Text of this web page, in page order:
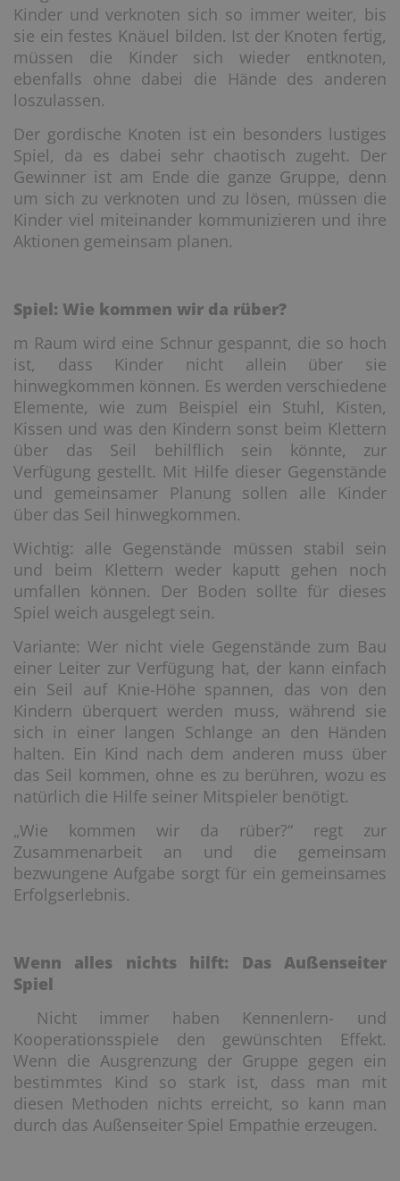
Kinder und verknoten sich so immer weiter, bis
sie ein festes Knäuel bilden. Ist der Knoten fertig,
müssen die Kinder sich wieder entknoten,
ebenfalls ohne dabei die Hände des anderen
loszulassen.
Der gordische Knoten ist ein besonders lustiges
Spiel, da es dabei sehr chaotisch zugeht. Der
Gewinner ist am Ende die ganze Gruppe, denn
um sich zu verknoten und zu lösen, müssen die
Kinder viel miteinander kommunizieren und ihre
Aktionen gemeinsam planen.
Spiel: Wie kommen wir da rüber?
m Raum wird eine Schnur gespannt, die so hoch
ist, dass Kinder nicht allein über sie
hinwegkommen können. Es werden verschiedene
Elemente, wie zum Beispiel ein Stuhl, Kisten,
Kissen und was den Kindern sonst beim Klettern
über das Seil behilflich sein könnte, zur
Verfügung gestellt. Mit Hilfe dieser Gegenstände
und gemeinsamer Planung sollen alle Kinder
über das Seil hinwegkommen.
Wichtig: alle Gegenstände müssen stabil sein
und beim Klettern weder kaputt gehen noch
umfallen können. Der Boden sollte für dieses
Spiel weich ausgelegt sein.
Variante: Wer nicht viele Gegenstände zum Bau
einer Leiter zur Verfügung hat, der kann einfach
ein Seil auf Knie-Höhe spannen, das von den
Kindern überquert werden muss, während sie
sich in einer langen Schlange an den Händen
halten. Ein Kind nach dem anderen muss über
das Seil kommen, ohne es zu berühren, wozu es
natürlich die Hilfe seiner Mitspieler benötigt.
„Wie kommen wir da rüber?“ regt zur
Zusammenarbeit an und die gemeinsam
bezwungene Aufgabe sorgt für ein gemeinsames
Erfolgserlebnis.
Wenn alles nichts hilft: Das Außenseiter
Spiel
Nicht immer haben Kennenlern- und
Kooperationsspiele den gewünschten Effekt.
Wenn die Ausgrenzung der Gruppe gegen ein
bestimmtes Kind so stark ist, dass man mit
diesen Methoden nichts erreicht, so kann man
durch das Außenseiter Spiel Empathie erzeugen.